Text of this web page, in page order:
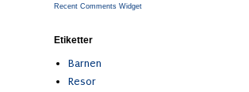
Recent Comments Widget
Etiketter
Barnen
Resor